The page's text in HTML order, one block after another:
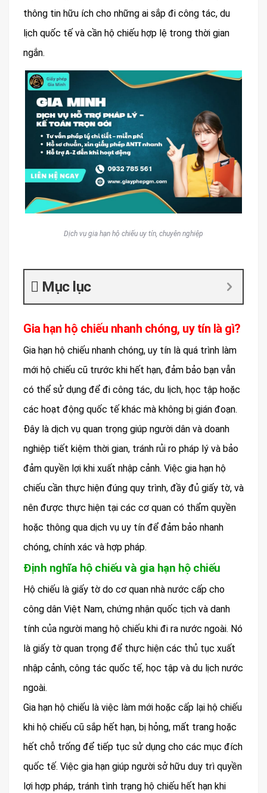
thông tin hữu ích cho những ai sắp đi công tác, du
lịch quốc tế và cần hộ chiếu hợp lệ trong thời gian
ngắn.
Dịch vụ gia hạn hộ chiếu uy tín, chuyên nghiệp
Mục lục
Gia hạn hộ chiếu nhanh chóng, uy tín là gì?
Gia hạn hộ chiếu nhanh chóng, uy tín là quá trình làm
mới hộ chiếu cũ trước khi hết hạn, đảm bảo bạn vẫn
có thể sử dụng để đi công tác, du lịch, học tập hoặc
các hoạt động quốc tế khác mà không bị gián đoạn.
Đây là dịch vụ quan trọng giúp người dân và doanh
nghiệp tiết kiệm thời gian, tránh rủi ro pháp lý và bảo
đảm quyền lợi khi xuất nhập cảnh. Việc gia hạn hộ
chiếu cần thực hiện đúng quy trình, đầy đủ giấy tờ, và
nên được thực hiện tại các cơ quan có thẩm quyền
hoặc thông qua dịch vụ uy tín để đảm bảo nhanh
chóng, chính xác và hợp pháp.
Định nghĩa hộ chiếu và gia hạn hộ chiếu
Hộ chiếu là giấy tờ do cơ quan nhà nước cấp cho
công dân Việt Nam, chứng nhận quốc tịch và danh
tính của người mang hộ chiếu khi đi ra nước ngoài. Nó
là giấy tờ quan trọng để thực hiện các thủ tục xuất
nhập cảnh, công tác quốc tế, học tập và du lịch nước
ngoài.
Gia hạn hộ chiếu là việc làm mới hoặc cấp lại hộ chiếu
khi hộ chiếu cũ sắp hết hạn, bị hỏng, mất trang hoặc
hết chỗ trống để tiếp tục sử dụng cho các mục đích
quốc tế. Việc gia hạn giúp người sở hữu duy trì quyền
lợi hợp pháp, tránh tình trạng hộ chiếu hết hạn khi